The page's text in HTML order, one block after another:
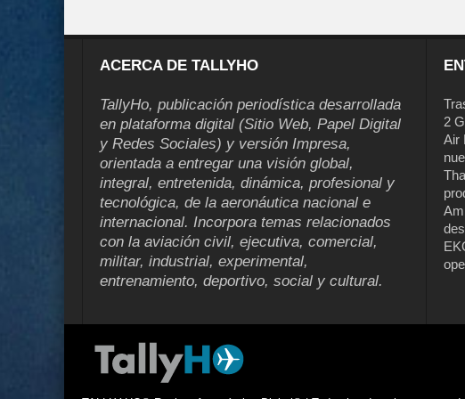
ACERCA DE TALLYHO
TallyHo, publicación periodística desarrollada
en plataforma digital (Sitio Web, Papel Digital
y Redes Sociales) y versión Impresa,
orientada a entregar una visión global,
integral, entretenida, dinámica, profesional y
tecnológica, de la aeronáutica nacional e
internacional. Incorpora temas relacionados
con la aviación civil, ejecutiva, comercial,
militar, industrial, experimental,
entrenamiento, deportivo, social y cultural.
2
Air